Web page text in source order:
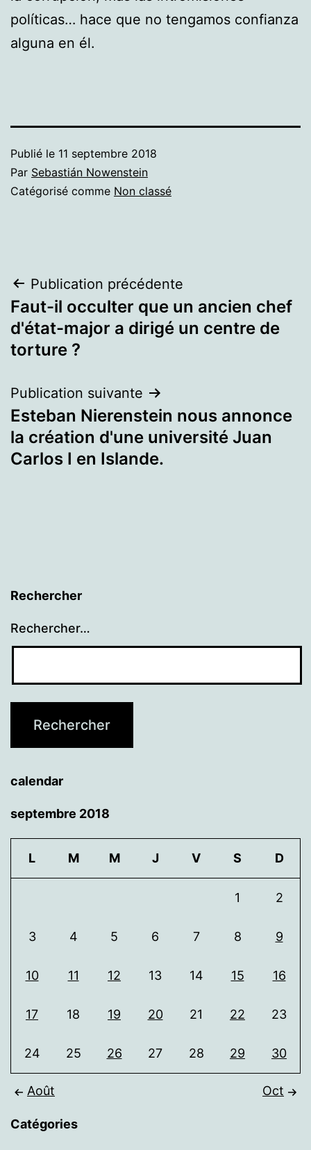
políticas… hace que no tengamos confianza
alguna en él.
Publié le 11 septembre 2018
Par Sebastián Nowenstein
Catégorisé comme Non classé
Navigation
de
l’article
Publication précédente
Faut-il occulter que un ancien chef
d'état-major a dirigé un centre de
torture ?
Publication suivante
Esteban Nierenstein nous annonce
la création d'une université Juan
Carlos I en Islande.
Rechercher
Rechercher…
calendar
septembre 2018
L M M J V S D
1 2
3 4 5 6 7 8 9
10 11 12 13 14 15 16
17 18 19 20 21 22 23
24 25 26 27 28 29 30
Août Oct
Catégories